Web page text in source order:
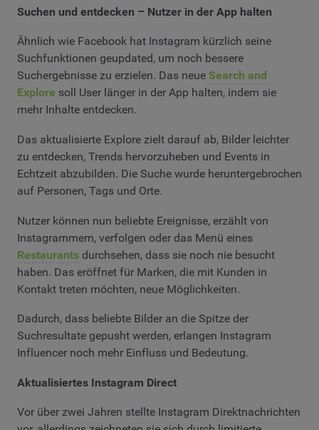
Suchen und entdecken – Nutzer in der App halten
Ähnlich wie Facebook hat Instagram kürzlich seine
Suchfunktionen geupdated, um noch bessere
Suchergebnisse zu erzielen. Das neue Search and
Explore soll User länger in der App halten, indem sie
mehr Inhalte entdecken.
Das aktualisierte Explore zielt darauf ab, Bilder leichter
zu entdecken, Trends hervorzuheben und Events in
Echtzeit abzubilden. Die Suche wurde heruntergebrochen
auf Personen, Tags und Orte.
Nutzer können nun beliebte Ereignisse, erzählt von
Instagrammern, verfolgen oder das Menü eines
Restaurants durchsehen, dass sie noch nie besucht
haben. Das eröffnet für Marken, die mit Kunden in
Kontakt treten möchten, neue Möglichkeiten.
Dadurch, dass beliebte Bilder an die Spitze der
Suchresultate gepusht werden, erlangen Instagram
Influencer noch mehr Einfluss und Bedeutung.
Aktualisiertes Instagram Direct
Vor über zwei Jahren stellte Instagram Direktnachrichten